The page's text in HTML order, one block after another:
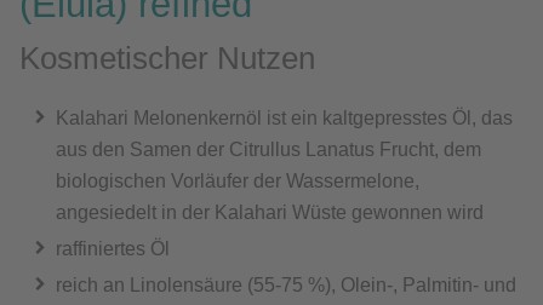
Kosmetischer Nutzen
Kalahari Melonenkernöl ist ein kaltgepresstes Öl, das
aus den Samen der Citrullus Lanatus Frucht, dem
biologischen Vorläufer der Wassermelone,
angesiedelt in der Kalahari Wüste gewonnen wird
raffiniertes Öl
reich an Linolensäure (55-75 %), Olein-, Palmitin- und